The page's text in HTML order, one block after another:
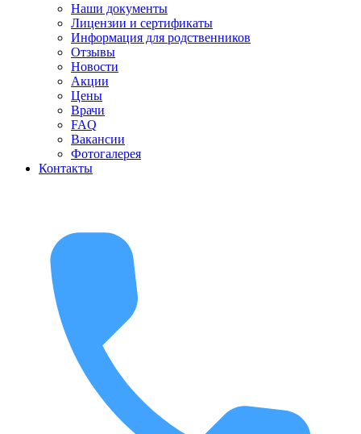
Наши документы
Лицензии и сертификаты
Информация для родственников
Отзывы
Новости
Акции
Цены
Врачи
FAQ
Вакансии
Фотогалерея
Контакты